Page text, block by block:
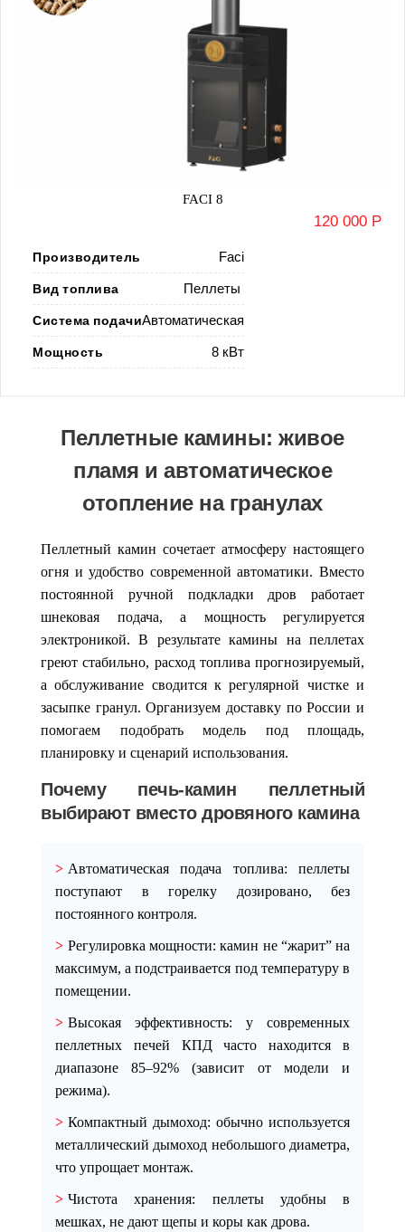
FACI 8
120 000 Р
Производитель Faci
Вид топлива Пеллеты
Система подачиАвтоматическая
Мощность 8 кВт
Пеллетные камины: живое
пламя и автоматическое
отопление на гранулах
Пеллетный камин сочетает атмосферу настоящего
огня и удобство современной автоматики. Вместо
постоянной ручной подкладки дров работает
шнековая подача, а мощность регулируется
электроникой. В результатекамины на пеллетах
греют стабильно, расход топлива прогнозируемый,
а обслуживание сводится к регулярной чистке и
засыпке гранул. Организуем доставку по России и
помогаем подобрать модель под площадь,
планировку и сценарий использования.
Почему печь-камин пеллетный
выбирают вместо дровяного камина
Автоматическая подача топлива: пеллеты
поступают в горелку дозировано, без
постоянного контроля.
Регулировка мощности: камин не “жарит” на
максимум, а подстраивается под температуру в
помещении.
Высокая эффективность: у современных
пеллетных печей КПД часто находится в
диапазоне85–92% (зависит от модели и
режима).
Компактный дымоход: обычно используется
металлический дымоход небольшого диаметра,
что упрощает монтаж.
Чистота хранения: пеллеты удобны в
мешках, не дают щепы и коры как дрова.